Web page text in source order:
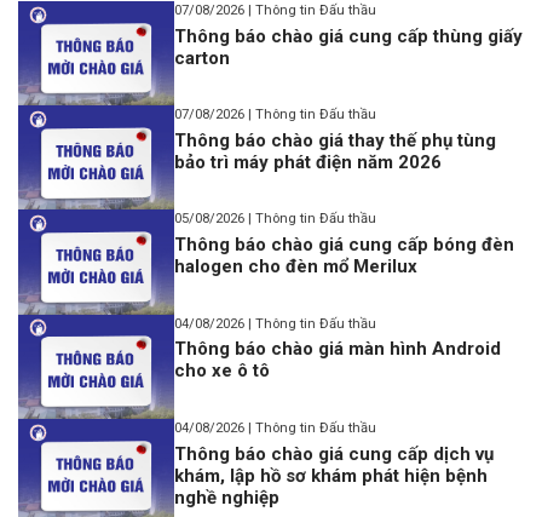
07/08/2026 | Thông tin Đấu thầu
Thông báo chào giá cung cấp thùng giấy
carton
07/08/2026 | Thông tin Đấu thầu
Thông báo chào giá thay thế phụ tùng
bảo trì máy phát điện năm 2026
05/08/2026 | Thông tin Đấu thầu
Thông báo chào giá cung cấp bóng đèn
halogen cho đèn mổ Merilux
04/08/2026 | Thông tin Đấu thầu
Thông báo chào giá màn hình Android
cho xe ô tô
04/08/2026 | Thông tin Đấu thầu
Thông báo chào giá cung cấp dịch vụ
khám, lập hồ sơ khám phát hiện bệnh
nghề nghiệp